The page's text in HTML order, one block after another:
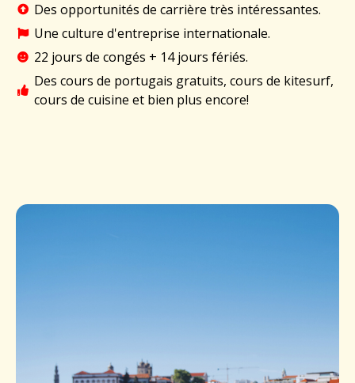
Des opportunités de carrière très intéressantes.
Une culture d'entreprise internationale.
22 jours de congés + 14 jours fériés.
Des cours de portugais gratuits, cours de kitesurf,
cours de cuisine et bien plus encore!